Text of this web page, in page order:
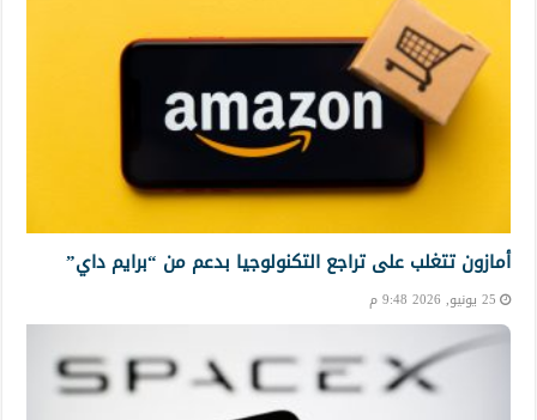
أمازون تتغلب على تراجع التكنولوجيا بدعم من “برايم داي”
25 يونيو, 2026 9:48 م